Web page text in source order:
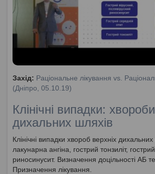
Захід: Раціональне лікування vs.
(Дніпро, 05.10.19)
Клінічні випадки:
дихальних шляхів
Клінічні випадки хвороб верхніх дихальних
лакунарна ангіна, гострий тонзиліт,
риносинусит. Визначення доцільності АБ
Призначення лікування.